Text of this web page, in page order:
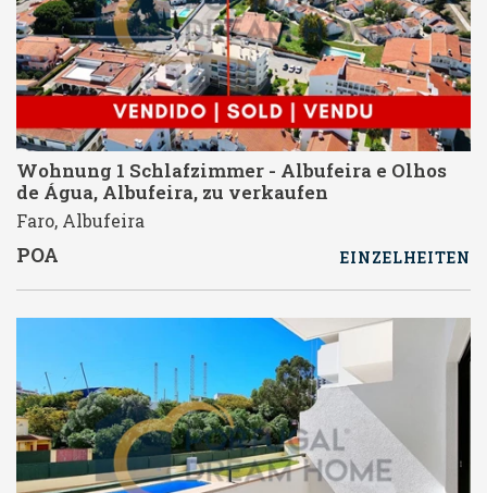
Wohnung 1 Schlafzimmer - Albufeira e Olhos
de Água, Albufeira, zu verkaufen
Faro, Albufeira
POA EINZELHEITEN